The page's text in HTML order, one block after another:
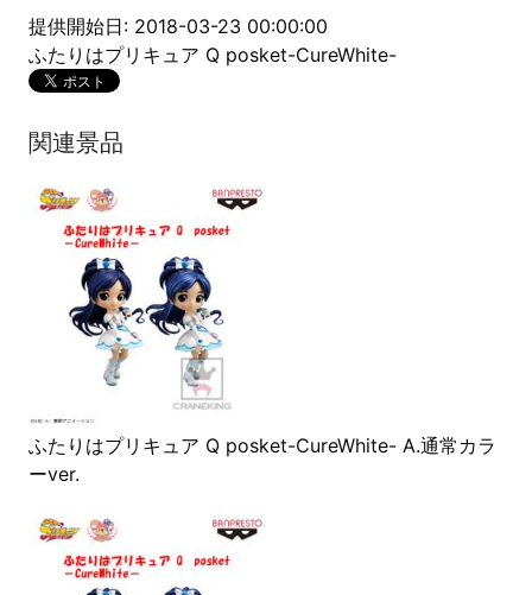
提供開始日: 2018-03-23 00:00:00
ふたりはプリキュア Q posket-CureWhite-
関連景品
ふたりはプリキュア Q posket-CureWhite- A.通常カラ
ーver.